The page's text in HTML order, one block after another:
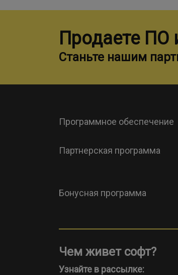
Продаете ПО
Станьте нашим
Программное обеспечение
Партнерская программа
Бонусная программа
Чем живет софт?
Узнайте в рассылке: